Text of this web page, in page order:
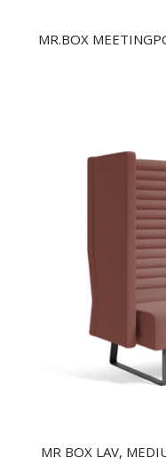
MR.BOX
MR BOX LAV,